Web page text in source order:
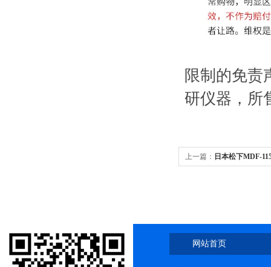
限制的免责
研仪器，所
上一篇： 日本松下MDF-
网站首页